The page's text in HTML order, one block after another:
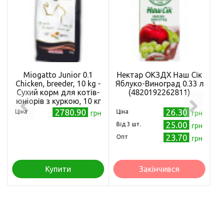
Miogatto Junior 0.1
Chicken, breeder, 10 kg -
Сухий корм для котів-
юніорів з куркою, 10 кг
Ціна 2780.90 грн
Купити
Нектар ОКЗДХ Наш Сік
Яблуко-Виноград 0.33 л
(4820192262811)
Ціна 26.30 грн
Від 3 шт. 25.00 грн
Опт 23.70 грн
Закінчився